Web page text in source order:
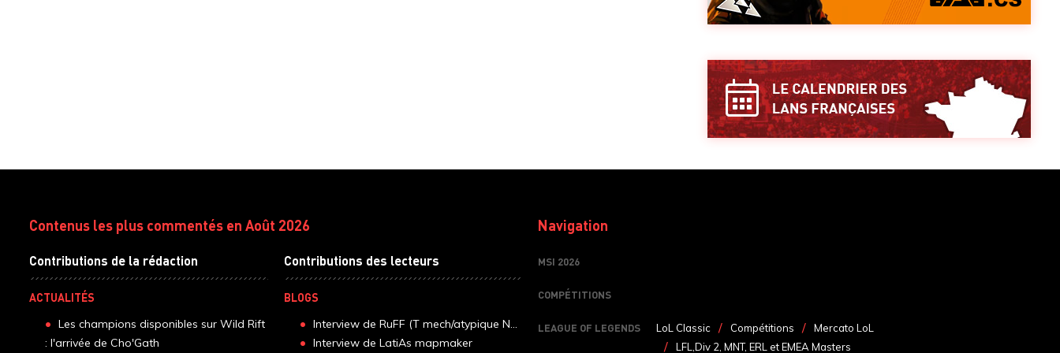
Contenus les plus commentés en Août 2026
Contributions de la rédaction
ACTUALITÉS
Les champions disponibles sur Wild Rift
: l'arrivée de Cho'Gath
Contributions des lecteurs
BLOGS
Interview de RuFF (T mech/atypique N...
Interview de LatiAs mapmaker
Navigation
MSI 2026
COMPÉTITIONS
LEAGUE OF LEGENDS LoL Classic Compétitions
Mercato LoL
LFL,Div 2, MNT, ERL et EMEA Masters